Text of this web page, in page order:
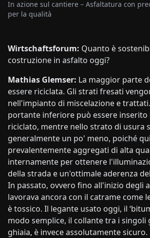
In azione sul cantiere – Asfaltatura con
per la qualità
Wirtschaftsforum: Quanto è
costruzione in asfalto oggi?
Mathias Glemser: La maggior parte
essere riciclata. Gli strati fresati
nell'impianto di miscelazione e
portante inferiore può essere
riciclato, mentre nello strato di usura
generalmente un po' meno, poiché
prevalentemente aggregati di alta
internamente per ottenere
della strada e un'ottimale aderenza
In passato, ovvero fino all'inizio degli
lavorava ancora con il catrame come
è tossico. Il legante usato oggi, il
modo semplice, il collante tra i singoli
ghiaia, è invece assolutamente sicuro.